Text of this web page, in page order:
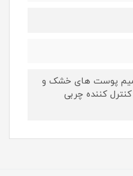
پوست های خشک و
کننده چربی